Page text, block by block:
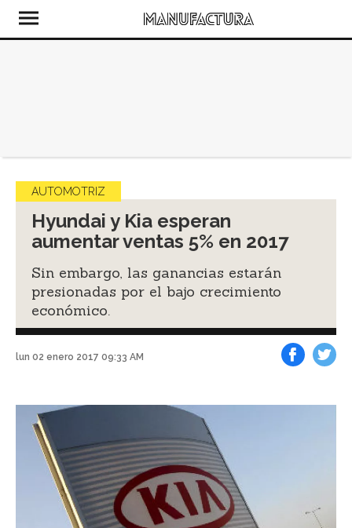
AUTOMOTRIZ
Hyundai y Kia esperan
aumentar ventas 5% en 2017
Sin embargo, las ganancias estarán
presionadas por el bajo crecimiento
económico.
lun 02 enero 2017 09:33 AM